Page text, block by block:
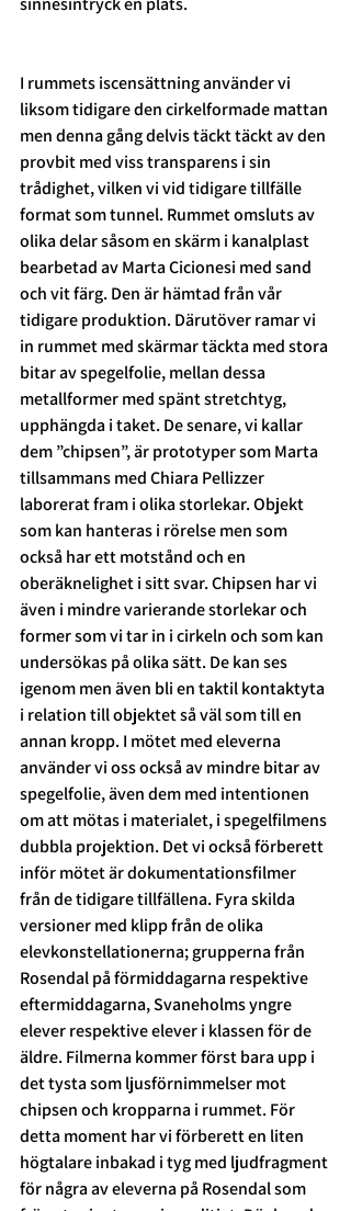
I rummets iscensättning använder vi
liksom tidigare den cirkelformade mattan
men denna gång delvis täckt täckt av den
provbit med viss transparens i sin
trådighet, vilken vi vid tidigare tillfälle
format som tunnel. Rummet omsluts av
olika delar såsom en skärm i kanalplast
bearbetad av Marta Cicionesi med sand
och vit färg. Den är hämtad från vår
tidigare produktion. Därutöver ramar vi
in rummet med skärmar täckta med stora
bitar av spegelfolie, mellan dessa
metallformer med spänt stretchtyg,
upphängda i taket. De senare, vi kallar
dem ”chipsen”, är prototyper som Marta
tillsammans med Chiara Pellizzer
laborerat fram i olika storlekar. Objekt
som kan hanteras i rörelse men som
också har ett motstånd och en
oberäknelighet i sitt svar. Chipsen har vi
även i mindre varierande storlekar och
former som vi tar in i cirkeln och som kan
undersökas på olika sätt. De kan ses
igenom men även bli en taktil kontaktyta
i relation till objektet så väl som till en
annan kropp. I mötet med eleverna
använder vi oss också av mindre bitar av
spegelfolie, även dem med intentionen
om att mötas i materialet, i spegelfilmens
dubbla projektion. Det vi också förberett
inför mötet är dokumentationsfilmer
från de tidigare tillfällena. Fyra skilda
versioner med klipp från de olika
elevkonstellationerna; grupperna från
Rosendal på förmiddagarna respektive
eftermiddagarna, Svaneholms yngre
elever respektive elever i klassen för de
äldre. Filmerna kommer först bara upp i
det tysta som ljusförnimmelser mot
chipsen och kropparna i rummet. För
detta moment har vi förberett en liten
högtalare inbakad i tyg med ljudfragment
för några av eleverna på Rosendal som